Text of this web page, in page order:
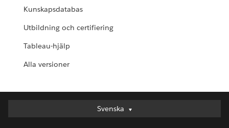
Kunskapsdatabas
Utbildning och certifiering
Tableau-hjälp
Alla versioner
Svenska
Svenska